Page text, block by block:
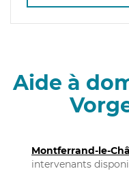
Aide à
Montferrand-le-
intervenants